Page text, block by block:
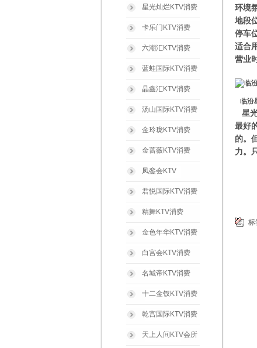
环
地
停
适合
营业
临汾
星
最好
的。
力。
标
星光灿烂KTV消费
卡乐门KTV消费
六潮汇KTV消费
蓝蛙国际KTV消费
晶鑫汇KTV消费
汤山国际KTV消费
金玲珑KTV消费
金蔷薇KTV消费
凤銮会KTV
君悦国际KTV消费
精舞KTV消费
金色年华KTV消费
白宫会KTV消费
名城帝KTV消费
十二金钗KTV消费
乾宫国际KTV消费
天上人间KTV会所